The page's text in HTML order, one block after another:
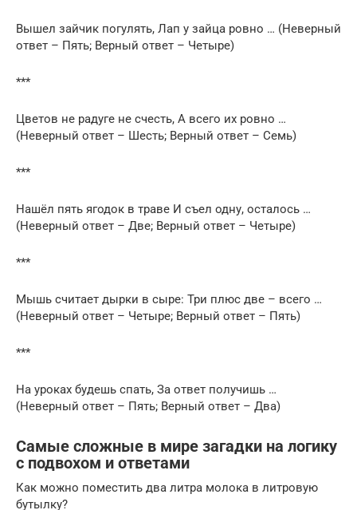
Вышел зайчик погулять, Лап у зайца ровно … (Неверный
ответ – Пять; Верный ответ – Четыре)
***
Цветов не радуге не счесть, А всего их ровно …
(Неверный ответ – Шесть; Верный ответ – Семь)
***
Нашёл пять ягодок в траве И съел одну, осталось …
(Неверный ответ – Две; Верный ответ – Четыре)
***
Мышь считает дырки в сыре: Три плюс две – всего …
(Неверный ответ – Четыре; Верный ответ – Пять)
***
На уроках будешь спать, За ответ получишь …
(Неверный ответ – Пять; Верный ответ – Два)
Самые сложные в мире загадки на логику
с подвохом и ответами
Как можно поместить два литра молока в литровую
бутылку?